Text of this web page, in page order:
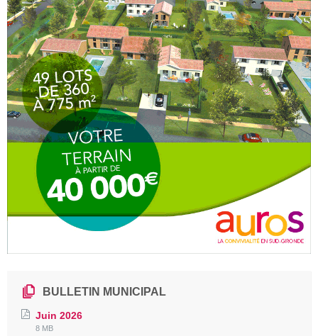
BULLETIN MUNICIPAL
Juin 2026
File
File
8 MB